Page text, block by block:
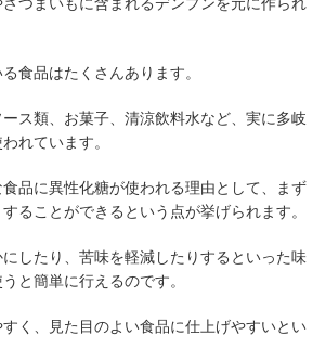
つまいもに含まれるデンプンを元に作られ
食品はたくさんあります。
ス類、お菓子、清涼飲料水など、実に多岐
れています。
品に異性化糖が使われる理由として、まず
ることができるという点が挙げられます。
したり、苦味を軽減したりするといった味
と簡単に行えるのです。
く、見た目のよい食品に仕上げやすいとい